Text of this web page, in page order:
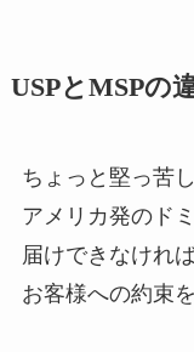
USPとMSPの
ちょっと堅っ苦
アメリカ発のド
届けできなけれ
お客様への約束